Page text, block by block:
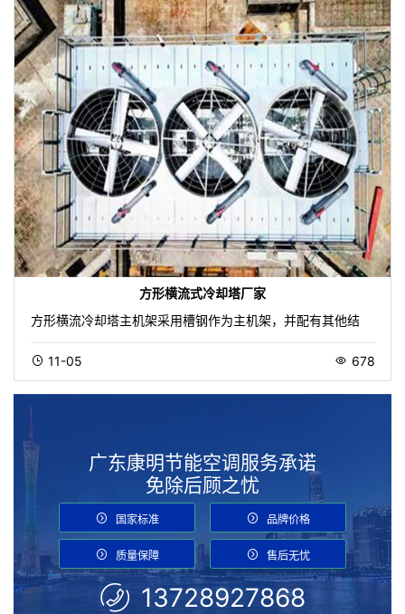
方形横流式冷却塔厂家
方形横流冷却塔主机架采用槽钢作为主机架，并配有其他结
11-05 678
广东康明节能空调服务承诺
免除后顾之忧
国家标准 品牌价格
质量保障 售后无忧
13728927868